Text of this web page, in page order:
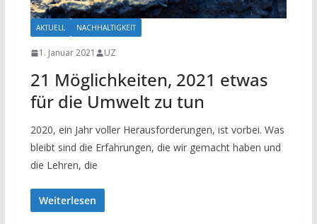
AKTUELL NACHHALTIGKEIT
1. Januar 2021 UZ
21 Möglichkeiten, 2021 etwas
für die Umwelt zu tun
2020, ein Jahr voller Herausforderungen, ist vorbei. Was
bleibt sind die Erfahrungen, die wir gemacht haben und
die Lehren, die
Weiterlesen